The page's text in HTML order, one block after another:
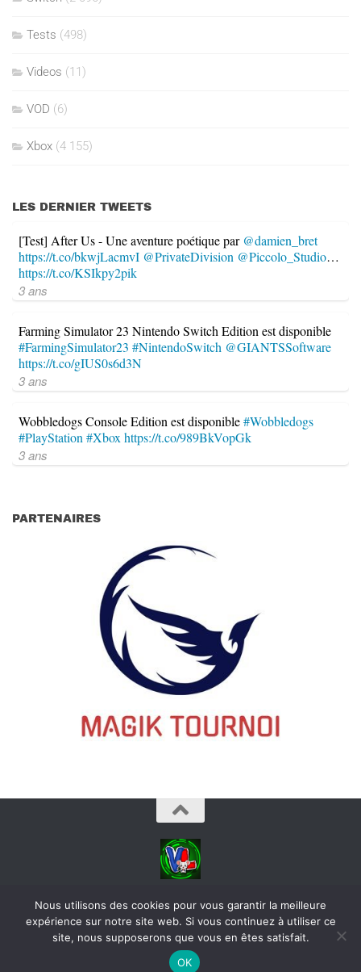
Tests (498)
Videos (11)
VOD (6)
Xbox (4 155)
LES DERNIER TWEETS
[Test] After Us - Une aventure poétique par @damien_bret
https://t.co/bkwjLacmvI @PrivateDivision @Piccolo_Studio…
https://t.co/KSIkpy2pik
3 ans
Farming Simulator 23 Nintendo Switch Edition est disponible
#FarmingSimulator23 #NintendoSwitch @GIANTSSoftware
https://t.co/gIUS0s6d3N
3 ans
Wobbledogs Console Edition est disponible#Wobbledogs
#PlayStation#Xboxhttps://t.co/989BkVopGk
3 ans
PARTENAIRES
videoludos © 2026. Tous droits réservés.
Nous utilisons des cookies pour vous garantir la meilleure
expérience sur notre site web. Si vous continuez à utiliser ce
site, nous supposerons que vous en êtes satisfait.
OK